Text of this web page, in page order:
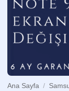
Ana Sayfa /